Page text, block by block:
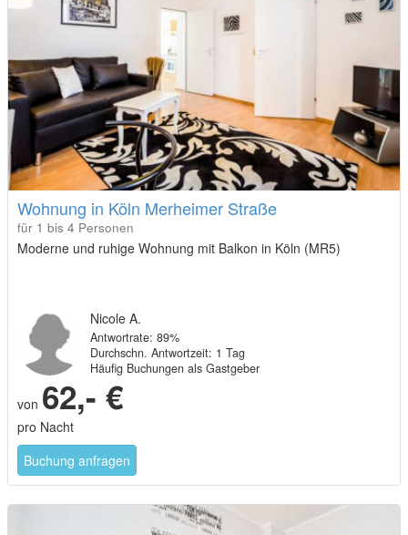
Wohnung in Köln Merheimer Straße
für 1 bis 4 Personen
Moderne und ruhige Wohnung mit Balkon in Köln (MR5)
Nicole A.
Antwortrate: 89%
Durchschn. Antwortzeit: 1 Tag
Häufig Buchungen als Gastgeber
von 62,- €
pro Nacht
Buchung anfragen